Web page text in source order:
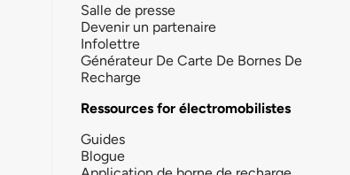
Salle de presse
Devenir un partenaire
Infolettre
Générateur De Carte De Bornes De
Recharge
Ressources for électromobilistes
Guides
Blogue